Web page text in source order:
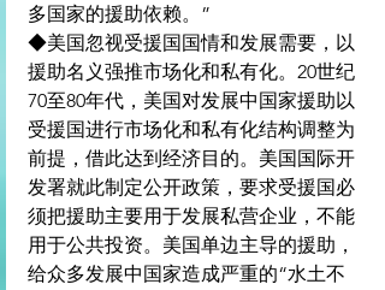
多国家的援助依赖。”
◆美国忽视受援国国情和发展需要，以
援助名义强推市场化和私有化。20世纪
70至80年代，美国对发展中国家援助以
受援国进行市场化和私有化结构调整为
前提，借此达到经济目的。美国国际开
发署就此制定公开政策，要求受援国必
须把援助主要用于发展私营企业，不能
用于公共投资。美国单边主导的援助，
给众多发展中国家造成严重的“水土不